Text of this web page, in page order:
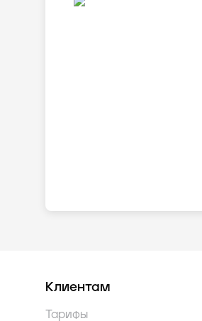
Клиентам
Тарифы